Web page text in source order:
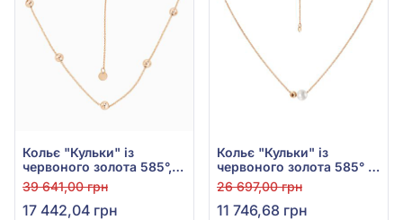
Кольє "Кульки" із
червоного золота 585°,
арт. 860626
39 641,00 грн
17 442,04 грн
Кольє "Кульки" із
червоного золота 585° з
перлами, арт. 860648
26 697,00 грн
11 746,68 грн